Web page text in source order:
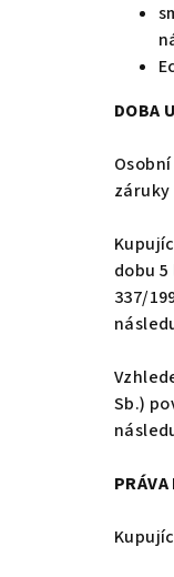
DOBA
dobu
337/
Sb.)